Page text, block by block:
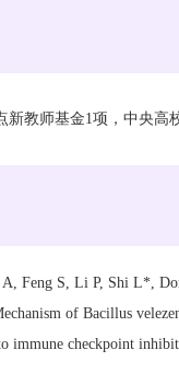
教师基金1项，中央高
Feng S, Li P, Shi L*,
of Bacillus
checkpoint